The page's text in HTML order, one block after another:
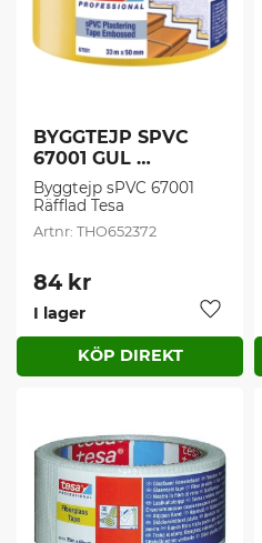
BYGGTEJP SPVC
67001 GUL
33MX50MM (1 st/frp)
Byggtejp sPVC 67001
Räfflad Tesa
THO652372
84 kr
Lägg
I lager